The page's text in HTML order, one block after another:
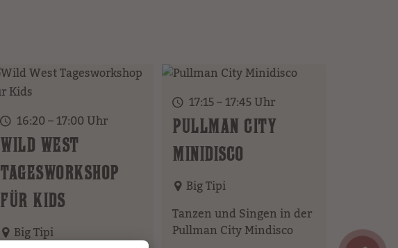
16:20 – 17:00 Uhr
WILD WEST
TAGESWORKSHOP
FÜR KIDS
Big Tipi
17:15 – 17:45 Uhr
PULLMAN CITY
MINIDISCO
Big Tipi
Tanzen und Singen in der
Pullman City Mindisco